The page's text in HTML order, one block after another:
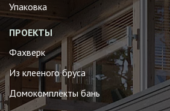
Упаковка
ПРОЕКТЫ
Фахверк
Из клееного бруса
Домокомплекты бань